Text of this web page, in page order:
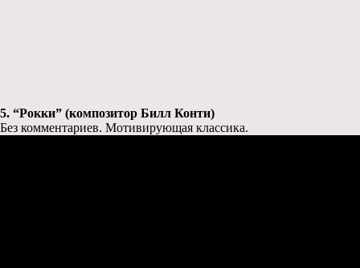
5. “Рокки” (композитор Билл Конти)
Без комментариев. Мотивирующая классика.